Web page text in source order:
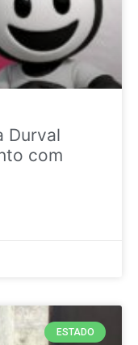
Durval
com
ESTADO